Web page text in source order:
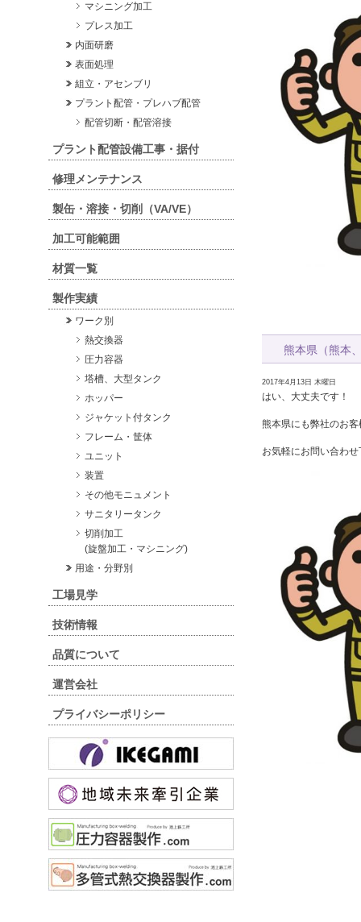
熊本県（熊本
2017年4月13日 木曜日
はい、大丈夫です！
熊本県にも弊社のお
お気軽にお問い合わ
マシニング加工
プレス加工
内面研磨
表面処理
組立・アセンブリ
プラント配管・プレハブ配管
配管切断・配管溶接
プラント配管設備工事・据付
修理メンテナンス
製缶・溶接・切削（VA/VE）
加工可能範囲
材質一覧
製作実績
ワーク別
熱交換器
圧力容器
塔槽、大型タンク
ホッパー
ジャケット付タンク
フレーム・筐体
ユニット
装置
その他モニュメント
サニタリータンク
切削加工
(旋盤加工・マシニング)
用途・分野別
工場見学
技術情報
品質について
運営会社
プライバシーポリシー